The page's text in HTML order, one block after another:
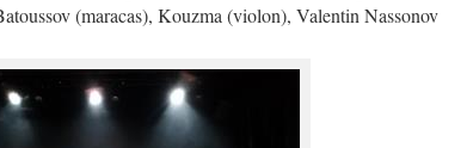
(maracas), Kouzma (violon), Valentin Nassonov